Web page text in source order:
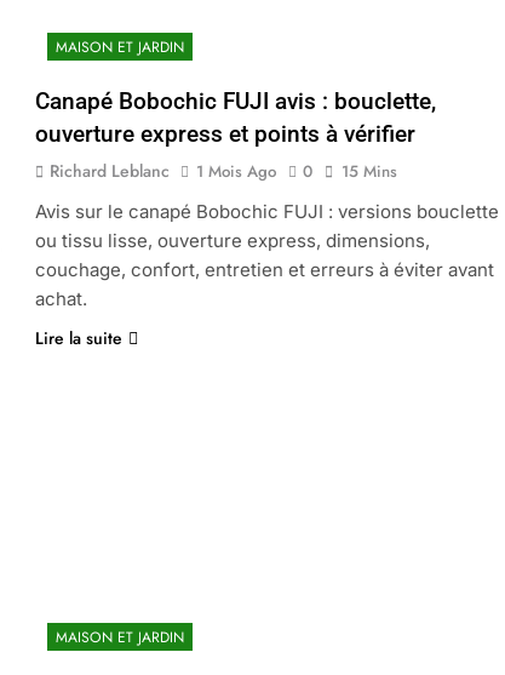
MAISON ET JARDIN
Canapé Bobochic FUJI avis : bouclette,
ouverture express et points à vérifier
Richard Leblanc 1 Mois Ago 0
15 Mins
Avis sur le canapé Bobochic FUJI : versions bouclette
ou tissu lisse, ouverture express, dimensions,
couchage, confort, entretien et erreurs à éviter avant
achat.
Lire la suite
MAISON ET JARDIN